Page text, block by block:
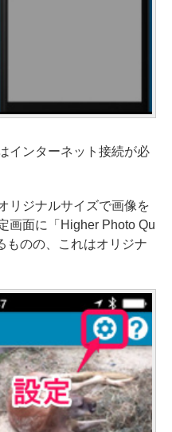
インターネット接続が必
リジナルサイズで画像を
画面に「Higher Photo Qu
ものの、これはオリジナ